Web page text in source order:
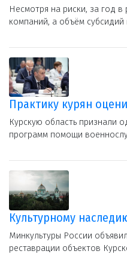
Несмотря на риски, за год в
компаний, а объём
Практику курян
Курскую область признали
программ помощи
Культурному
Минкультуры России
реставрации объектов